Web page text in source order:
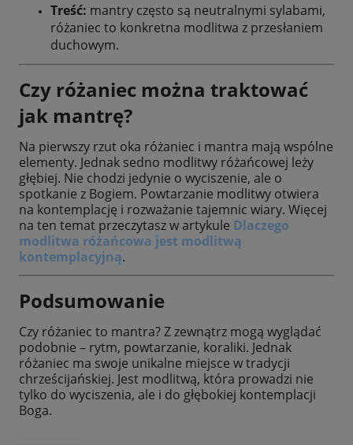
Treść: mantry często są neutralnymi sylabami,
różaniec to konkretna modlitwa z przesłaniem
duchowym.
Czy różaniec można traktować
jak mantrę?
Na pierwszy rzut oka różaniec i mantra mają wspólne
elementy. Jednak sedno modlitwy różańcowej leży
głębiej. Nie chodzi jedynie o wyciszenie, ale o
spotkanie z Bogiem. Powtarzanie modlitwy otwiera
na kontemplację i rozważanie tajemnic wiary. Więcej
na ten temat przeczytasz w artykule Dlaczego
modlitwa różańcowa jest modlitwą
kontemplacyjną.
Podsumowanie
Czy różaniec to mantra? Z zewnątrz mogą wyglądać
podobnie – rytm, powtarzanie, koraliki. Jednak
różaniec ma swoje unikalne miejsce w tradycji
chrześcijańskiej. Jest modlitwą, która prowadzi nie
tylko do wyciszenia, ale i do głębokiej kontemplacji
Boga.